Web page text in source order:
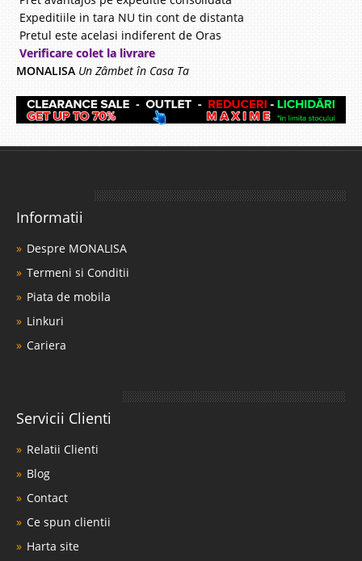
Expeditiile in tara NU tin cont de distanta
Pretul este acelasi indiferent de Oras
Verificare colet la livrare
MONALISA Un Zâmbet în Casa Ta
Informatii
Despre MONALISA
Termeni si Conditii
Piata de mobila
Linkuri
Cariera
Servicii Clienti
Relatii Clienti
Blog
Contact
Ce spun clientii
Harta site